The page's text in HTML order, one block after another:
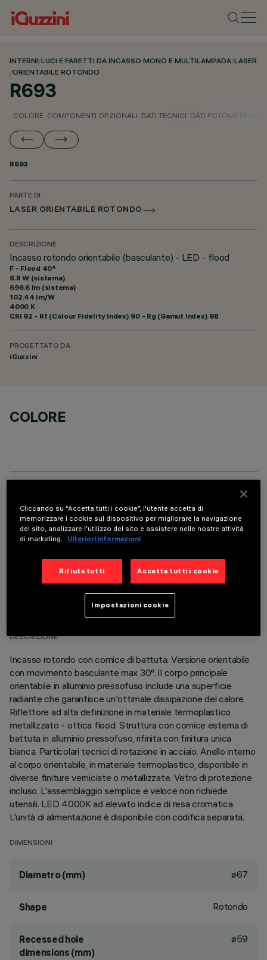
INTERNI/LUCI E FARETTI DA INCASSO MONO E MULTILAMPADA/LASER
/ORIENTABILE ROTONDO
R693
COLORE COMPONENTI OPZIONALI DATI TECNICI DATI FOTOMETRICI
R693
PARTE DI
LASER ORIENTABILE ROTONDO
DESCRIZIONE
Incasso rotondo orientabile (basculante) - LED - flood
F - Flood 40°
6.8 W (sistema)
696.6 lm (sistema)
102.44 lm/W
4000 K
CRI 92 - Rf (Colour Fidelity Index) 90 - Rg (Gamut Index) 98
PROGETTATO DA
iGuzzini
COLORE
COMPONENTI OPZIONALI
DATI TECNICI
ULTIMO AGGIORNAMENTO: 06/08/2026
DESCRIZIONE
Incasso rotondo con cornice di battuta. Versione orientabile
con movimento basculante max 30°. Il corpo principale
orientabile in alluminio pressofuso include una superficie
radiante che garantisce un'ottimale dissipazione del calore.
Riflettore ad alta definizione in materiale termoplastico
metallizzato - ottica flood. Struttura con cornice esterna di
battuta in alluminio pressofuso, rifinita con finitura unica
bianca. Particolari tecnici di rotazione in acciaio. Anello interno
al corpo orientabile, in materiale termoplastico, disponibile in
diverse finiture verniciate o metallizzate. Vetro di protezione
incluso. L'assemblaggio semplice e veloce non richiede
utensili. LED 4000K ad elevato indice di resa cromatica.
L'unità di alimentazione è disponibile con codifica separata.
DIMENSIONI
Diametro (mm) ø67
Shape Rotondo
Recessed hole
dimensions (mm)
ø59
Cliccando su “Accetta tutti i cookie”, l'utente accetta di
memorizzare i cookie sul dispositivo per migliorare la navigazione
del sito, analizzare l'utilizzo del sito e assistere nelle nostre attività
di marketing.
Ulteriori informazioni
Rifiuta tutti Accetta tutti i cookie
Impostazioni cookie